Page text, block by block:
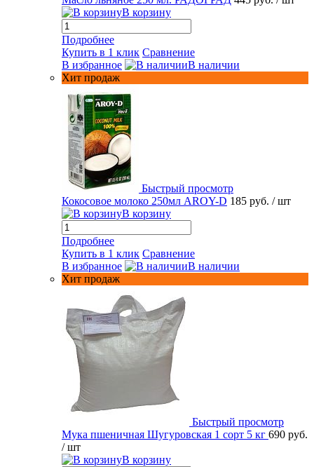
В корзину
Подробнее
Купить в 1 клик Сравнение
В избранное
В наличии
Хит продаж
Быстрый просмотр
Кокосовое молоко 250мл AROY-D 185 руб. / шт
В корзину
Подробнее
Купить в 1 клик Сравнение
В избранное
В наличии
Хит продаж
Быстрый просмотр
Мука пшеничная Шугуровская 1 сорт 5 кг 690 руб.
/ шт
В корзину